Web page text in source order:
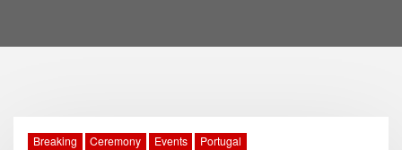
Breaking Ceremony Events Portugal